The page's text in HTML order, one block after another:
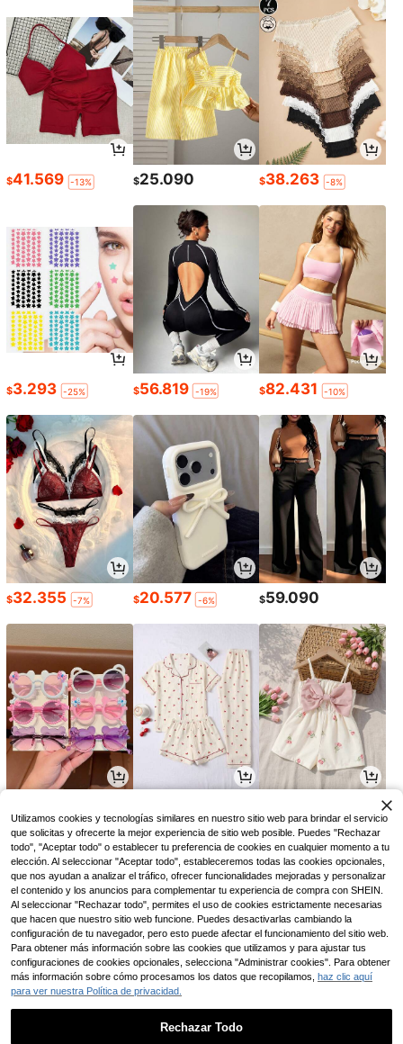
$41.569 -13% $25.090 $38.263 -8%
$3.293 -25% $56.819 -19% $82.431 -10%
$32.355 -7% $20.577 -6% $59.090
Utilizamos cookies y tecnologías similares en nuestro sitio web para brindar el servicio
que solicitas y ofrecerte la mejor experiencia de sitio web posible. Puedes "Rechazar
todo", "Aceptar todo" o establecer tu preferencia de cookies en cualquier momento a tu
elección. Al seleccionar "Aceptar todo", estableceremos todas las cookies opcionales,
que nos ayudan a analizar el tráfico, ofrecer funcionalidades mejoradas y personalizar
el contenido y los anuncios para complementar tu experiencia de compra con SHEIN.
Al seleccionar "Rechazar todo", permites el uso de cookies estrictamente necesarias
que hacen que nuestro sitio web funcione. Puedes desactivarlas cambiando la
configuración de tu navegador, pero esto puede afectar el funcionamiento del sitio web.
Para obtener más información sobre las cookies que utilizamos y para ajustar tus
configuraciones de cookies opcionales, selecciona "Administrar cookies". Para obtener
más información sobre cómo procesamos los datos que recopilamos, haz clic aquí
para ver nuestra Política de privacidad.
Rechazar Todo